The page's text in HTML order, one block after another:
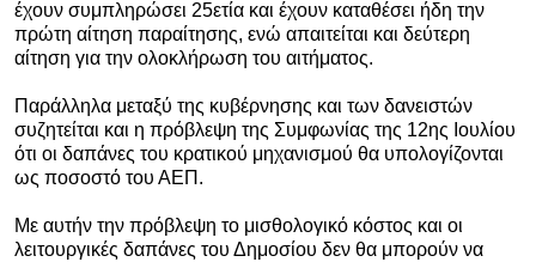
έχουν συμπληρώσει 25ετία και έχουν καταθέσει ήδη την
πρώτη αίτηση παραίτησης, ενώ απαιτείται και δεύτερη
αίτηση για την ολοκλήρωση του αιτήματος.
Παράλληλα μεταξύ της κυβέρνησης και των δανειστών
συζητείται και η πρόβλεψη της Συμφωνίας της 12ης Ιουλίου
ότι οι δαπάνες του κρατικού μηχανισμού θα υπολογίζονται
ως ποσοστό του ΑΕΠ.
Με αυτήν την πρόβλεψη το μισθολογικό κόστος και οι
λειτουργικές δαπάνες του Δημοσίου δεν θα μπορούν να